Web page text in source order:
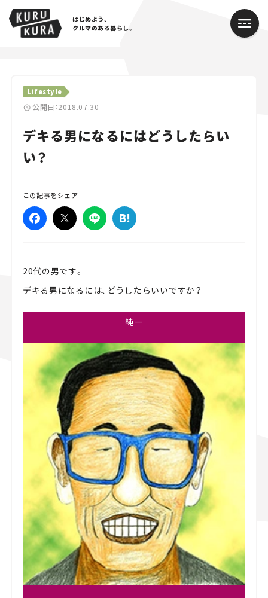
はじめよう、
クルマのある暮らし。
Lifestyle
公開日：2018.07.30
デキる男になるにはどうしたらい
い？
この記事をシェア
20代の男です。
デキる男になるには、どうしたらいいですか？
純一
Cars
Lifestyle
Traffic
Special
Series
人気のハッシュタグ
スズキ ジムニー｜Suzuki Jimny
スズキ｜Suzuki